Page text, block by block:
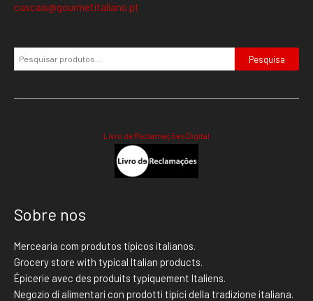
cascais@gourmetitaliano.pt
Pesquisa
Livro de Reclamações Digital
Sobre nos
Mercearia com produtos típicos italianos.
Grocery store with typical Italian products.
Épicerie avec des produits typiquement Italiens.
Negozio di alimentari con prodotti tipici della tradizione italiana.